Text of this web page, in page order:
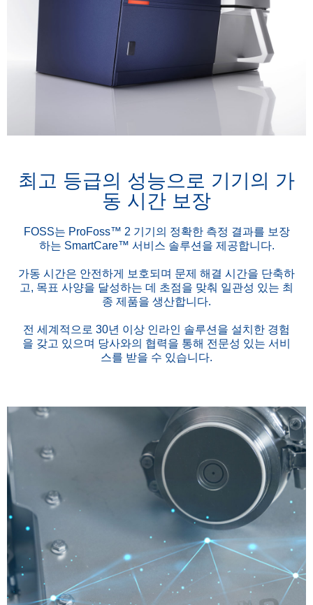
최고 등급의 성능으로 기기의 가
동 시간 보장
FOSS는 ProFoss™ 2 기기의 정확한 측정 결과를 보장
하는 SmartCare™ 서비스 솔루션을 제공합니다.
가동 시간은 안전하게 보호되며 문제 해결 시간을 단축하
고, 목표 사양을 달성하는 데 초점을 맞춰 일관성 있는 최
종 제품을 생산합니다.
전 세계적으로 30년 이상 인라인 솔루션을 설치한 경험
을 갖고 있으며 당사와의 협력을 통해 전문성 있는 서비
스를 받을 수 있습니다.